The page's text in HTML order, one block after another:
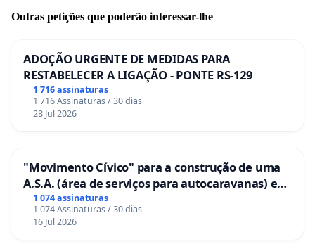
Outras petições que poderão interessar-lhe
ADOÇÃO URGENTE DE MEDIDAS PARA
RESTABELECER A LIGAÇÃO - PONTE RS-129
1 716 assinaturas
1 716 Assinaturas / 30 dias
28 Jul 2026
"Movimento Cívico" para a construção de uma
A.S.A. (área de serviços para autocaravanas) em
Coimbra
1 074 assinaturas
1 074 Assinaturas / 30 dias
16 Jul 2026